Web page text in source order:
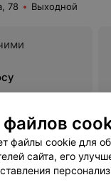
78 Выходной
файлы cookie для
сайта, его